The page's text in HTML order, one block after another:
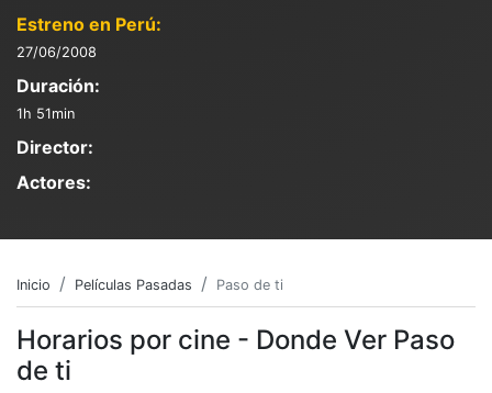
Estreno en Perú:
27/06/2008
Duración:
1h 51min
Director:
Actores:
Inicio Películas Pasadas Paso de ti
Horarios por cine - Donde Ver Paso
de ti